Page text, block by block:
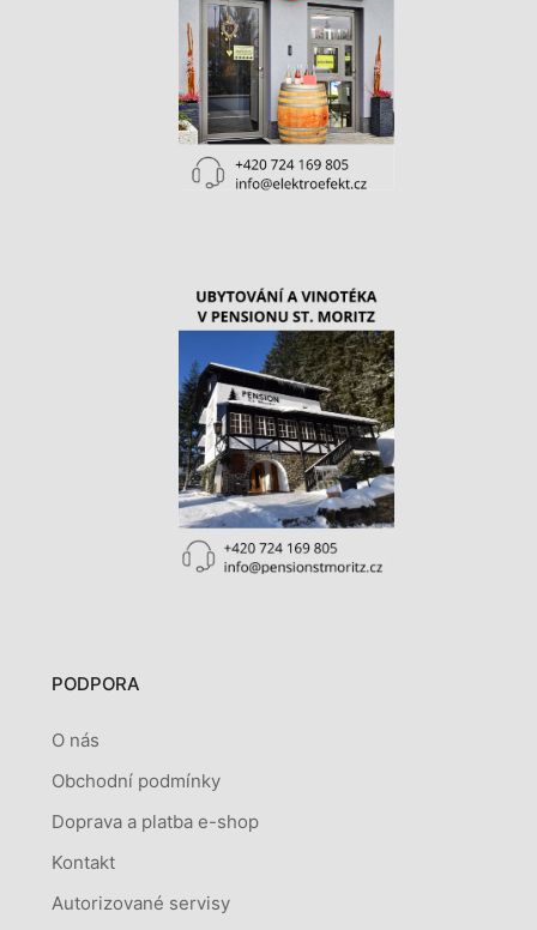
PODPORA
O nás
Obchodní podmínky
Doprava a platba e-shop
Kontakt
Autorizované servisy